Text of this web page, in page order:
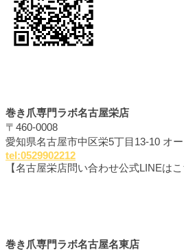
巻き爪専門ラボ名古屋栄店
〒460-0008
愛知県名古屋市中区栄5丁目13-10 オ
tel:0529902212
【名古屋栄店問い合わせ公式LINEはこ
巻き爪専門ラボ名古屋名東店